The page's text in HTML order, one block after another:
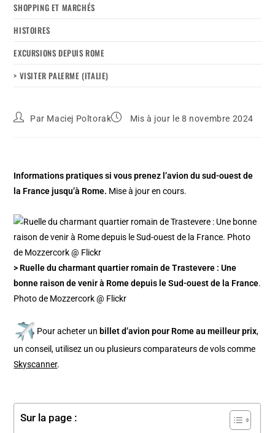
SHOPPING ET MARCHÉS
HISTOIRES
EXCURSIONS DEPUIS ROME
> VISITER PALERME (ITALIE)
Par Maciej Poltorak Mis à jour le 8 novembre 2024
Informations pratiques si vous prenez l’avion du sud-ouest de
la France jusqu’à Rome. Mise à jour en cours.
> Ruelle du charmant quartier romain de Trastevere : Une
bonne raison de venir à Rome depuis le Sud-ouest de la France.
Photo de Mozzercork @ Flickr
Pour acheter unbillet d’avion pour Rome au meilleur prix,
un conseil, utilisez un ou plusieurs comparateurs de vols comme
Skyscanner.
Sur la page :